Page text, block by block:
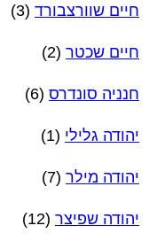
חיים שוורצבורד (3)
חיים שכטר (2)
חנניה סונדרס (6)
יהודה גלילי (1)
יהודה מילר (7)
יהודה שפיצר (12)